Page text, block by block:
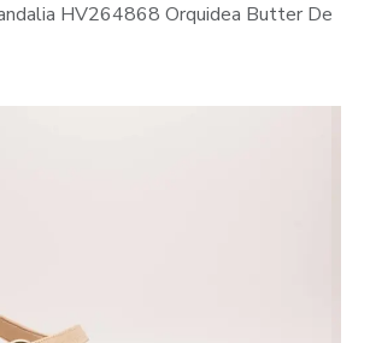
HV264868 Orquidea Butter De